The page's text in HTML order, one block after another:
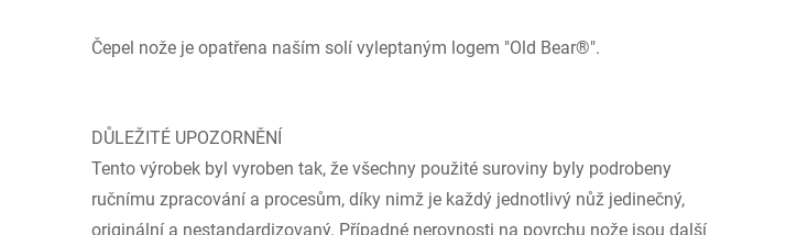
Čepel nože je opatřena naším solí vyleptaným logem "Old Bear®".
DŮLEŽITÉ UPOZORNĚNÍ
Tento výrobek byl vyroben tak, že všechny použité suroviny byly podrobeny
ručnímu zpracování a procesům, díky nimž je každý jednotlivý nůž jedinečný,
originální a nestandardizovaný. Případné nerovnosti na povrchu nože jsou další